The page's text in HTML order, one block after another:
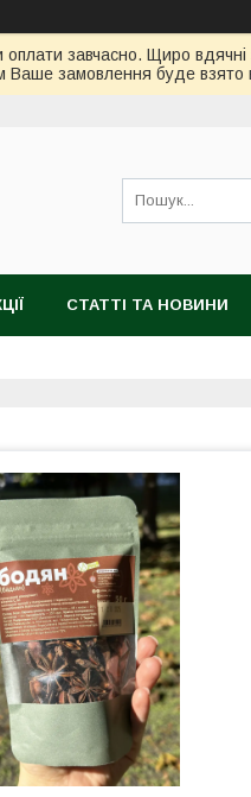
завчасно. Щиро
Ваше замовлення буде взято
СТАТТІ ТА НОВИНИ